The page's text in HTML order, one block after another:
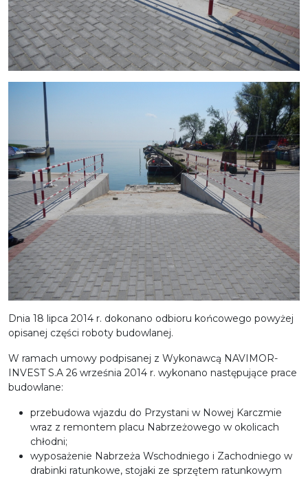
Dnia 18 lipca 2014 r. dokonano odbioru końcowego powyżej
opisanej części roboty budowlanej.
W ramach umowy podpisanej z Wykonawcą NAVIMOR-
INVEST S.A 26 września 2014 r. wykonano następujące prace
budowlane:
przebudowa wjazdu do Przystani w Nowej Karczmie
wraz z remontem placu Nabrzeżowego w okolicach
chłodni;
wyposażenie Nabrzeża Wschodniego i Zachodniego w
drabinki ratunkowe, stojaki ze sprzętem ratunkowym